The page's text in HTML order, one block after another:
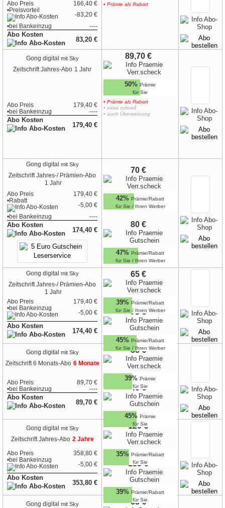
Abo Preis
166,40 €
•Preisvorteil
-83,20 €
•bei Bankeinzug ----
Abo Kosten
83,20 €
• Prämie als Rabatt
Gong digital mit Sky
Zeitschrift Jahres-Abo 1 Jahr
Abo Preis
179,40 €
•bei Bankeinzug ----
Abo Kosten
179,40 €
89,70 €
50% Prämie
für Sie
• Prämie als Rabatt
• extra schnell
• auch Überweisung
Gong digital mit Sky
Zeitschrift Jahres-/ Prämien-Abo
1 Jahr
Abo Preis
179,40 €
•Rabatt
-5,00 €
•bei Bankeinzug ----
Abo Kosten
174,40 €
70 €
42% Prämie/Rabatt
für Sie / Ihren Werber
80 €
47% Prämie/Rabatt
für Sie / Ihren Werber
Gong digital mit Sky
Zeitschrift Jahres-/ Prämien-Abo
1 Jahr
Abo Preis
179,40 €
•bei Bankeinzug
-5,00 €
Abo Kosten
174,40 €
65 €
39% Prämie/Rabatt
für Sie / Ihren Werber
75 €
45% Prämie/Rabatt
für Sie / Ihren Werber
Gong digital mit Sky
Zeitschrift 6 Monats-Abo 6 Monate
Abo Preis
89,70 €
•bei Bankeinzug ----
Abo Kosten
89,70 €
35 €
39% Prämie
für Sie
40 €
45% Prämie
für Sie
Gong digital mit Sky
Zeitschrift Jahres-Abo 2 Jahre
Abo Preis
358,80 €
•bei Bankeinzug
-5,00 €
Abo Kosten
353,80 €
120 €
35% Prämie/Rabatt
für Sie
135 €
39% Prämie/Rabatt
für Sie
Gong digital mit Sky
65 €